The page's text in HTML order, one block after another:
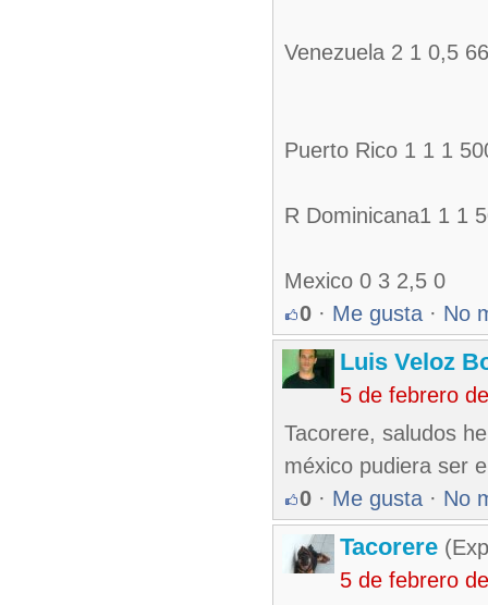
Venezuela 2 1 0,5
Puerto Rico 1 1 1
R Dominicana1 1 1
Mexico 0 3 2,5 0
0 · Me gusta · No
Luis Veloz
5 de febrero
Tacorere, saludos
méxico pudiera ser
0 · Me gusta · No
Tacorere
5 de febrero